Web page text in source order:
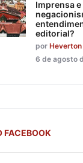
Imprensa
editorial?
por
6 de agosto
FACEBOOK